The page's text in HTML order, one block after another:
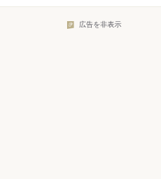
広告を非表示